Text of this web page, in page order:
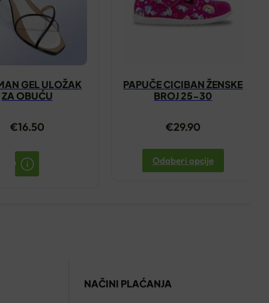
GEL ULOŽAK
ZA OBUĆU
€16.50
PAPUČE CICIBAN ŽENSKE
BROJ 25-30
€29.90
Odaberi opcije
NAČINI PLAĆANJA